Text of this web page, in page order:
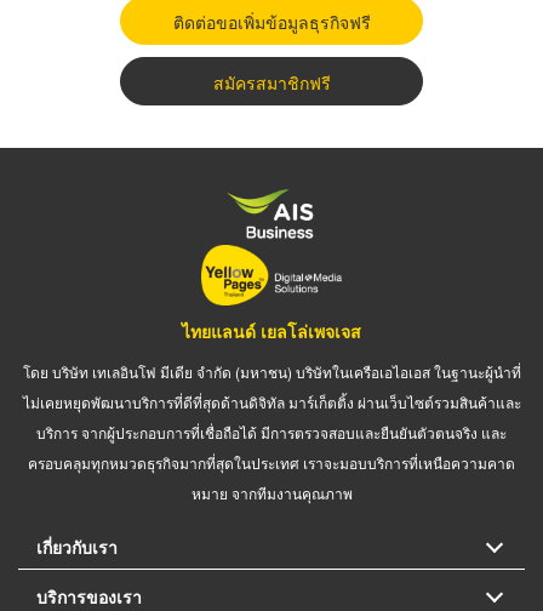
ติดต่อขอเพิ่มข้อมูลธุรกิจฟรี
สมัครสมาชิกฟรี
ไทยแลนด์ เยลโล่เพจเจส
โดย บริษัท เทเลอินโฟ มีเดีย จำกัด (มหาชน) บริษัทในเครือเอไอเอส ในฐานะผู้นำที่
ไม่เคยหยุดพัฒนาบริการที่ดีที่สุดด้านดิจิทัล มาร์เก็ตติ้ง ผ่านเว็บไซต์รวมสินค้าและ
บริการ จากผู้ประกอบการที่เชื่อถือได้ มีการตรวจสอบและยืนยันตัวตนจริง และ
ครอบคลุมทุกหมวดธุรกิจมากที่สุดในประเทศ เราจะมอบบริการที่เหนือความคาด
หมาย จากทีมงานคุณภาพ
เกี่ยวกับเรา
บริการของเรา